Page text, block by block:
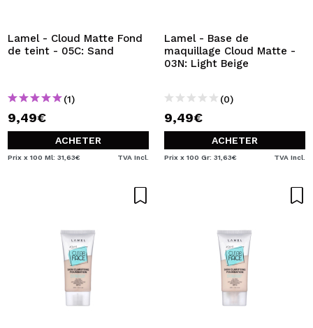
En créant un compte sur Maquibeauty.fr vous pourrez
effectuer vos achats rapidement, vérifier l'état de vos
commandes et consulter vos opérations précédentes.
Lamel - Cloud Matte Fond
de teint - 05C: Sand
(1)
9,49€
ACHETER
Prix x 100 Ml: 31,63€ TVA Incl.
Lamel - Base de
maquillage Cloud Matte -
03N: Light Beige
(0)
9,49€
ACHETER
Prix x 100 Gr: 31,63€ TVA Incl.